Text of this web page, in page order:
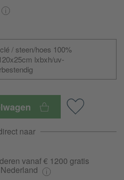
/ steen/hoes 100%
lxbxh/uv-
naar
vanaf € 1200 gratis